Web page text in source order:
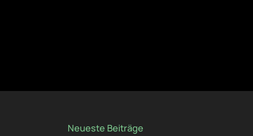
Neueste Beiträge